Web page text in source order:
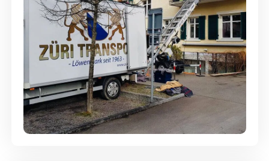
Entsorgung & Räumung